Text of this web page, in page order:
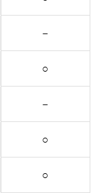
－
○
－
○
○